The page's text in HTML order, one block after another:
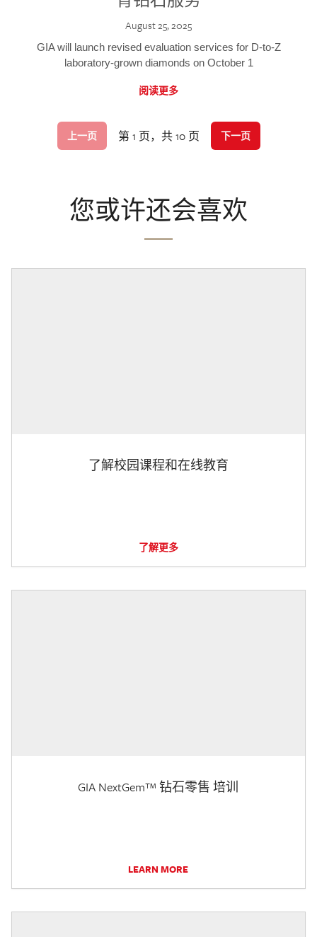
August 25, 2025
GIA will launch revised evaluation services for D-to-Z
laboratory-grown diamonds on October 1
阅读更多
上一页 第 1 页，共 10 页 下一页
您或许还会喜欢
了解校园课程和在线教育
了解更多
GIA NextGem™ 钻石零售 培训
LEARN MORE